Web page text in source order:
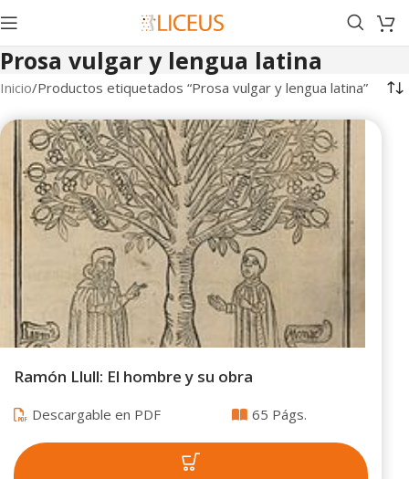
Prosa vulgar y lengua latina
Inicio Productos etiquetados “Prosa vulgar y lengua latina”
Ramón Llull: El hombre y su obra
Descargable en PDF 65 Págs.